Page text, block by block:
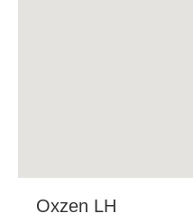
Oxzen LH